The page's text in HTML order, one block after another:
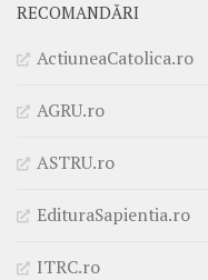
RECOMANDĂRI
ActiuneaCatolica.ro
AGRU.ro
ASTRU.ro
EdituraSapientia.ro
ITRC.ro